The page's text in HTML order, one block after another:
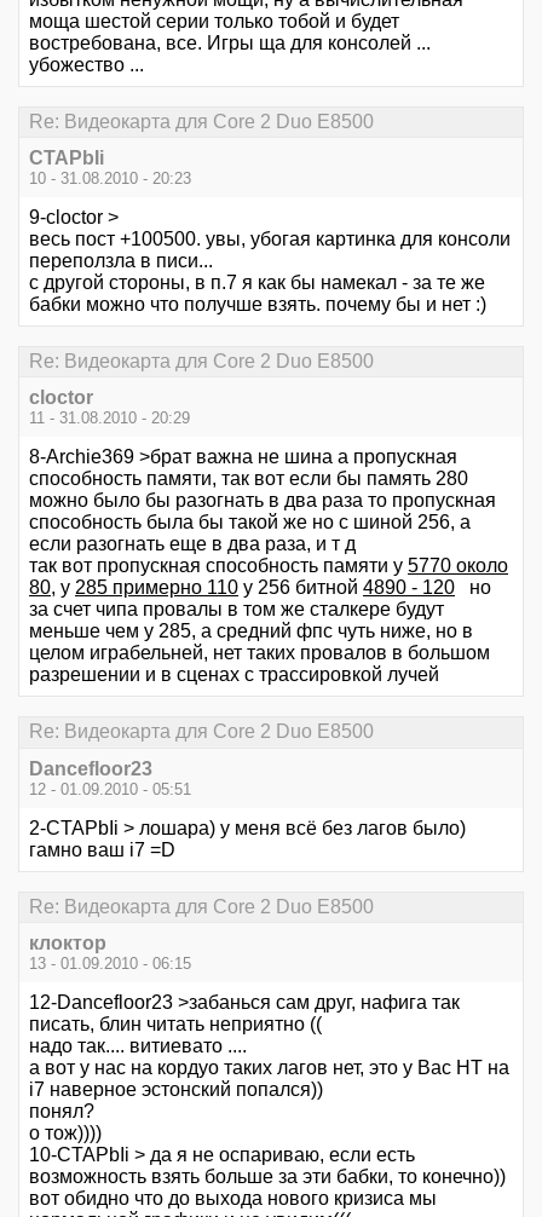
моща шестой серии только тобой и будет
востребована, все. Игры ща для консолей ...
убожество ...
Re: Видеокарта для Core 2 Duo E8500
CTAPbIi
10 - 31.08.2010 - 20:23
9-cloctor >
весь пост +100500. увы, убогая картинка для консоли
переползла в писи...
с другой стороны, в п.7 я как бы намекал - за те же
бабки можно что получше взять. почему бы и нет :)
Re: Видеокарта для Core 2 Duo E8500
cloctor
11 - 31.08.2010 - 20:29
8-Archie369 >брат важна не шина а пропускная
способность памяти, так вот если бы память 280
можно было бы разогнать в два раза то пропускная
способность была бы такой же но с шиной 256, а
если разогнать еще в два раза, и т д
так вот пропускная способность памяти у 5770 около
80, у 285 примерно 110 у 256 битной 4890 - 120 но
за счет чипа провалы в том же сталкере будут
меньше чем у 285, а средний фпс чуть ниже, но в
целом играбельней, нет таких провалов в большом
разрешении и в сценах с трассировкой лучей
Re: Видеокарта для Core 2 Duo E8500
Dancefloor23
12 - 01.09.2010 - 05:51
2-CTAPbIi > лошара) у меня всё без лагов было)
гамно ваш i7 =D
Re: Видеокарта для Core 2 Duo E8500
клоктор
13 - 01.09.2010 - 06:15
12-Dancefloor23 >забанься сам друг, нафига так
писать, блин читать неприятно ((
надо так.... витиевато ....
а вот у нас на кордуо таких лагов нет, это у Вас НТ на
i7 наверное эстонский попался))
понял?
о тож))))
10-CTAPbIi > да я не оспариваю, если есть
возможность взять больше за эти бабки, то конечно))
вот обидно что до выхода нового кризиса мы